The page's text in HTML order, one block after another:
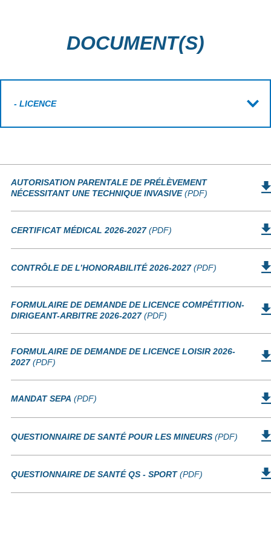
DOCUMENT(S)
AUTORISATION PARENTALE DE PRÉLÈVEMENT
NÉCESSITANT UNE TECHNIQUE INVASIVE(PDF)
CERTIFICAT MÉDICAL 2026-2027(PDF)
CONTRÔLE DE L’HONORABILITÉ 2026-2027(PDF)
FORMULAIRE DE DEMANDE DE LICENCE COMPÉTITION-
DIRIGEANT-ARBITRE 2026-2027(PDF)
FORMULAIRE DE DEMANDE DE LICENCE LOISIR 2026-
2027(PDF)
MANDAT SEPA (PDF)
QUESTIONNAIRE DE SANTÉ POUR LES MINEURS (PDF)
QUESTIONNAIRE DE SANTÉ QS - SPORT(PDF)